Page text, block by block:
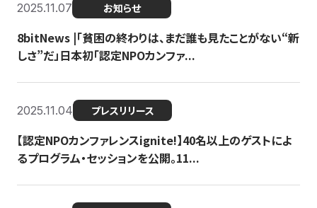
2025.11.07 お知らせ
8bitNews |「貧困の終わりは、まだ誰も見たことがない“新
しさ”だ」日本初「認定NPOカンファ...
2025.11.04 プレスリリース
【認定NPOカンファレンスignite!】40名以上のゲストによ
るプログラム・セッションを公開。11...